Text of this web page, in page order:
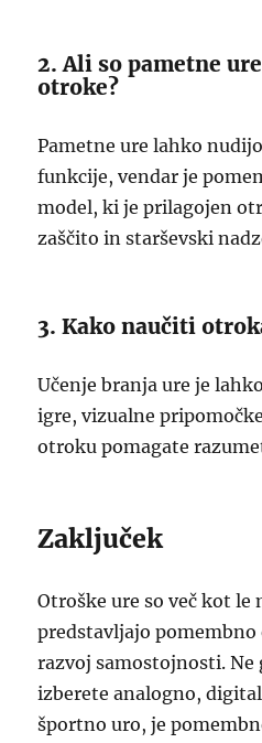
2. Ali so pametne
otroke?
Pametne ure lahko
funkcije, vendar je
model, ki je prilagojen
zaščito in starševski
3. Kako naučiti
Učenje branja ure je
igre, vizualne
otroku pomagate
Zaključek
Otroške ure so več kot le
predstavljajo pomembno
razvoj samostojnosti. Ne
izberete analogno,
športno uro, je